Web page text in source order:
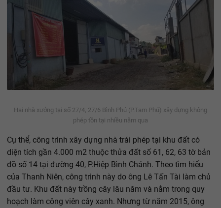
Hai nhà xưởng tại số 27/4, 27/6 Bình Phú (P.Tam Phú) xây dựng không
phép tồn tại nhiều năm qua
Cụ thể, công trình xây dựng nhà trái phép tại khu đất có
diện tích gần 4.000 m2 thuộc thửa đất số 61, 62, 63 tờ bản
đồ số 14 tại đường 40, P.Hiệp Bình Chánh. Theo tìm hiểu
của Thanh Niên, công trình này do ông Lê Tấn Tài làm chủ
đầu tư. Khu đất này trồng cây lâu năm và nằm trong quy
hoạch làm công viên cây xanh. Nhưng từ năm 2015, ông